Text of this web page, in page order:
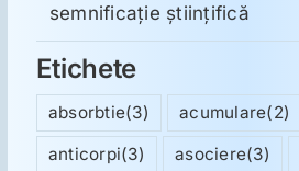
semnificație științifică
Etichete
absorbtie(3) acumulare(2)
anticorpi(3) asociere(3)